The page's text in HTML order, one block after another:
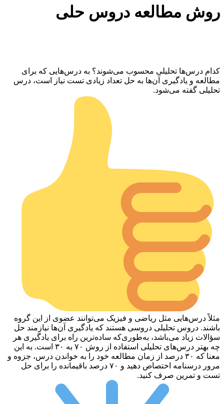
روش مطالعه دروس حلی
کدام درس‌ها تحلیلی محسوب می‌شوند؟ به درس‌هایی که برای
مطالعه و یادگیری آن‌ها به حل تعداد زیادی تست نیاز است، درس
تحلیلی گفته می‌شود.
مثلاً درس‌هایی مثل ریاضی و فیزیک می‌توانند عضوی از این گروه
باشند. دروس تحلیلی دروسی هستند که یادگیری آن‌ها نیازمند حل
سؤالات زیاد می‌باشد، به‌طوری‌که ساده‌ترین راه برای یادگیری هر
چه بهتر درس‌های تحلیلی استفاده از روش ۷۰ به ۳۰ است. به این
معنا که ۳۰ درصد از زمان مطالعه خود را به خواندن درس، جزوه و
مرور درسنامه اختصاص دهید و ۷۰ درصد باقیمانده را برای حل
تست و تمرین صرف کنید.